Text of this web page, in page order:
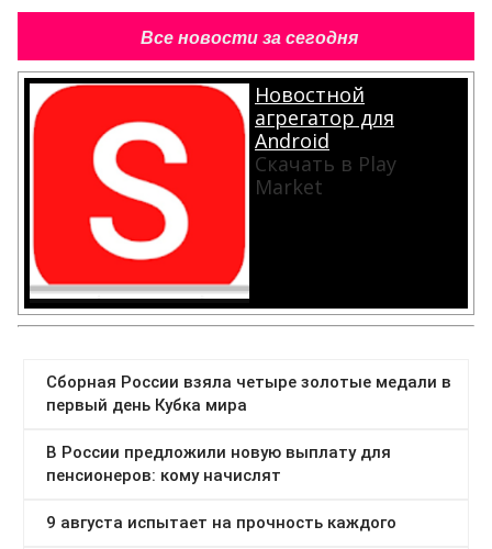
Все новости за сегодня
Новостной
агрегатор для
Android
Скачать в Play
Market